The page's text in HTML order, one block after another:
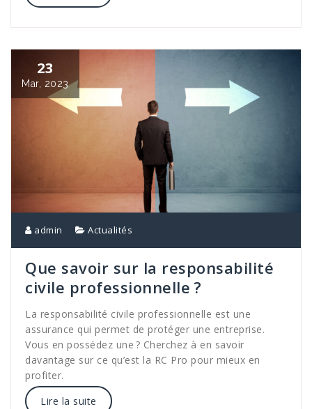
23
Mar, 2023
admin Actualités
Que savoir sur la responsabilité
civile professionnelle ?
La responsabilité civile professionnelle est une
assurance qui permet de protéger une entreprise.
Vous en possédez une ? Cherchez à en savoir
davantage sur ce qu’est la RC Pro pour mieux en
profiter.
Lire la suite